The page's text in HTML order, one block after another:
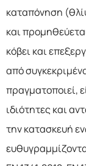
καταπόνηση
και
κόβει και
από
πραγματοποιεί,
ιδιότητες και
την κατασκευή